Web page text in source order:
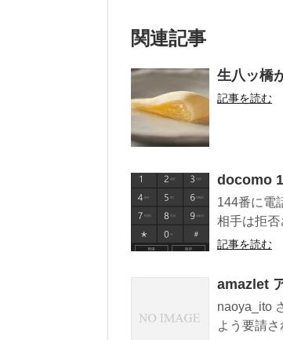
関連記事
生八ッ橋
記事を読む
docomo
144番に電
相手は拒否
記事を読む
amazlet
naoya_ito
よう要請